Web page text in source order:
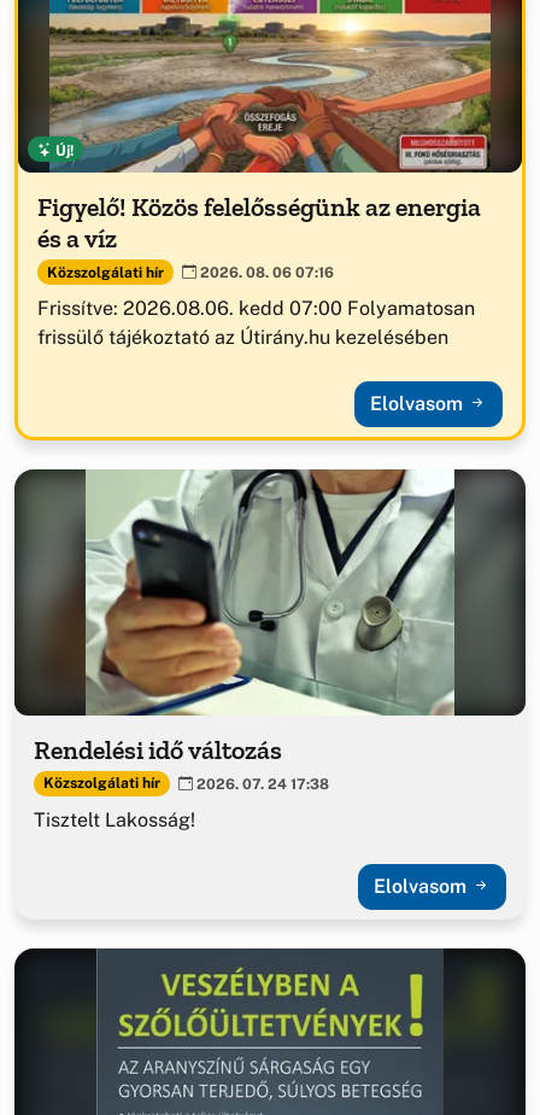
Új!
Figyelő! Közös felelősségünk az energia
és a víz
Közszolgálati hír 2026. 08. 06 07:16
Frissítve: 2026.08.06. kedd 07:00 Folyamatosan
frissülő tájékoztató az Útirány.hu kezelésében
Elolvasom
Rendelési idő változás
Közszolgálati hír 2026. 07. 24 17:38
Tisztelt Lakosság!
Elolvasom